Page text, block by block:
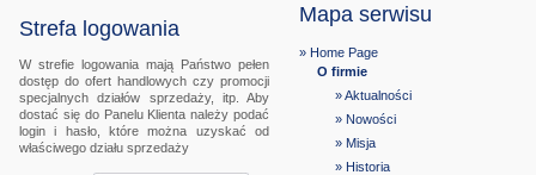
Strefa logowania
W strefie logowania mają Państwo pełen
dostęp do ofert handlowych czy promocji
specjalnych działów sprzedaży, itp. Aby
dostać się do Panelu Klienta należy podać
login i hasło, które można uzyskać od
właściwego działu sprzedaży
Mapa serwisu
» Home Page
O firmie
» Aktualności
» Nowości
» Misja
» Historia